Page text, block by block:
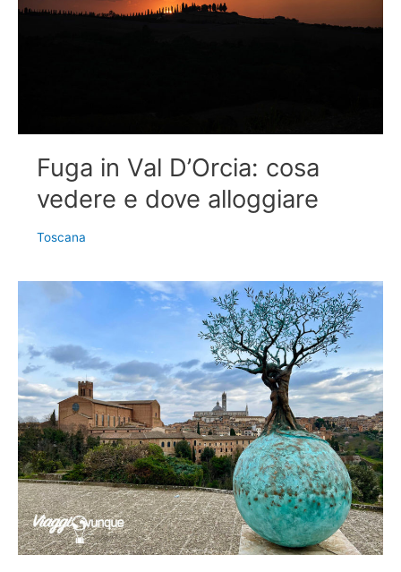
Fuga in Val D’Orcia: cosa
vedere e dove alloggiare
Toscana